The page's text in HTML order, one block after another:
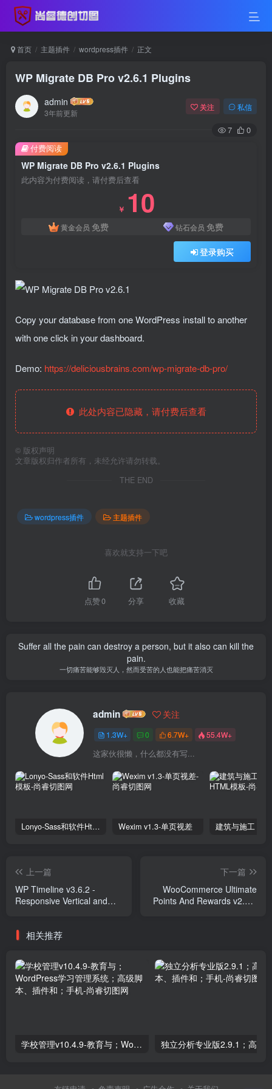
首页 主题插件 wordpress插件 正文
WP Migrate DB Pro v2.6.1 Plugins
admin
3年前更新
关注 私信
7 0
WP Migrate DB Pro v2.6.1 Plugins
此内容为付费阅读，请付费后查看
￥ 10
黄金会员 免费 钻石会员 免费
登录购买
付费阅读
Copy your database from one WordPress install to another
with one click in your dashboard.
Demo: https://deliciousbrains.com/wp-migrate-db-pro/
此处内容已隐藏，请付费后查看
© 版权声明
文章版权归作者所有，未经允许请勿转载。
THE END
wordpress插件 主题插件
喜欢就支持一下吧
点赞0 分享 收藏
Suffer all the pain can destroy a person, but it also can kill the
pain.
一切痛苦能够毁灭人，然而受苦的人也能把痛苦消灭
admin 关注
1.3W+ 0 6.7W+ 55.4W+
这家伙很懒，什么都没有写...
Lonyo-Sass和软件Html模板 Wexim v1.3-单页视差
上一篇
WP Timeline v3.6.2 -
Responsive Vertical and
下一篇
WooCommerce Ultimate
Points And Rewards v2.2.5
相关推荐
学校管理v10.4.9-教育与；WordPress学习管理系统；高级脚本、插件和；手机